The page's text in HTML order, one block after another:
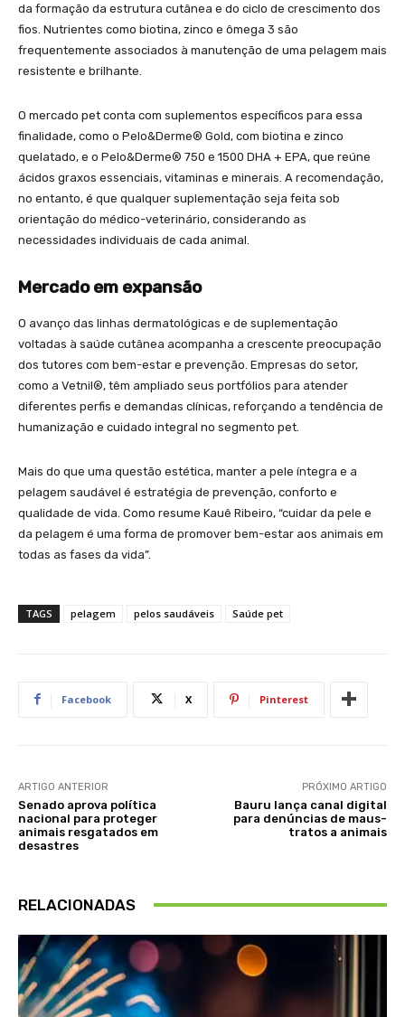
da formação da estrutura cutânea e do ciclo de crescimento dos
fios. Nutrientes como biotina, zinco e ômega 3 são
frequentemente associados à manutenção de uma pelagem mais
resistente e brilhante.
O mercado pet conta com suplementos específicos para essa
finalidade, como o Pelo&Derme® Gold, com biotina e zinco
quelatado, e o Pelo&Derme® 750 e 1500 DHA + EPA, que reúne
ácidos graxos essenciais, vitaminas e minerais. A recomendação,
no entanto, é que qualquer suplementação seja feita sob
orientação do médico-veterinário, considerando as
necessidades individuais de cada animal.
Mercado em expansão
O avanço das linhas dermatológicas e de suplementação
voltadas à saúde cutânea acompanha a crescente preocupação
dos tutores com bem-estar e prevenção. Empresas do setor,
como a Vetnil®, têm ampliado seus portfólios para atender
diferentes perfis e demandas clínicas, reforçando a tendência de
humanização e cuidado integral no segmento pet.
Mais do que uma questão estética, manter a pele íntegra e a
pelagem saudável é estratégia de prevenção, conforto e
qualidade de vida. Como resume Kauê Ribeiro, “cuidar da pele e
da pelagem é uma forma de promover bem-estar aos animais em
todas as fases da vida”.
TAGS pelagem pelos saudáveis Saúde pet
Facebook X Pinterest
ARTIGO ANTERIOR
Senado aprova política
nacional para proteger
animais resgatados em
desastres
PRÓXIMO ARTIGO
Bauru lança canal digital
para denúncias de maus-
tratos a animais
RELACIONADAS